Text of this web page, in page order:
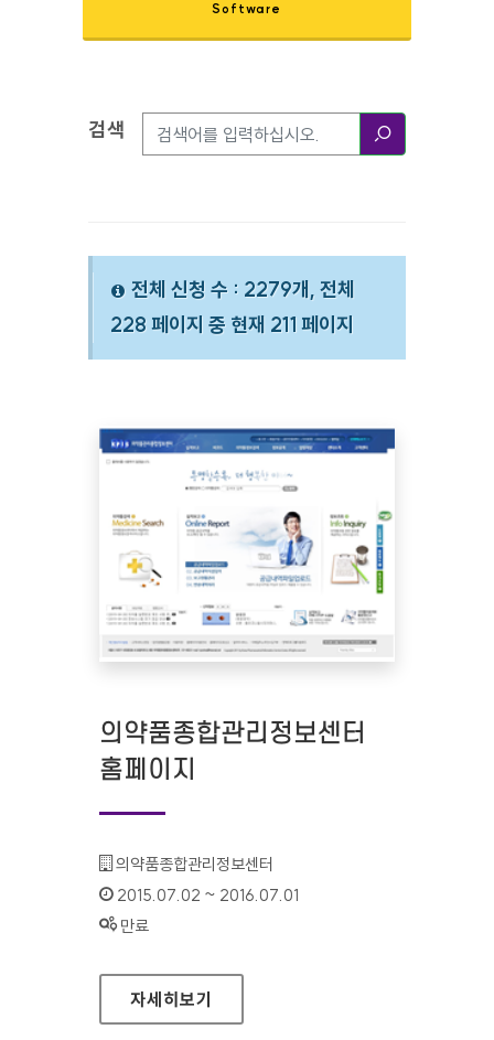
Software
검색옵션
검색
전체 신청 수 : 2279개, 전체
228 페이지 중 현재 211 페이지
의약품종합관리정보센터
홈페이지
기관명 :
의약품종합관리정보센터
인증기간 :
2015.07.02 ~ 2016.07.01
상태 :
만료
의약품종합관리정보센터 홈페이지
자세히보기